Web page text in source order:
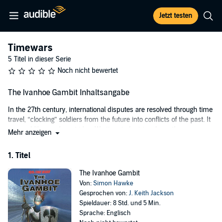
Jetzt testen
Timewars
5 Titel in dieser Serie
Noch nicht bewertet
The Ivanhoe Gambit Inhaltsangabe
In the 27th century, international disputes are resolved through time
travel, “clocking” soldiers from the future into conflicts of the past. It
seemed like an elegant idea: Wartime industries drove the economy
So went the theory. What could possibly go wrong?
Lucas Priest found out the hard way. Enlisting in the US Army
Temporal Corps seemed like an adventure compared to his boring
corporate job, but after marching with the Roman legions against
Hannibal, fighting Custer’s 7th Cavalry with Crazy Horse, and raiding
with Attila’s savage Huns, he could have used a little boredom. And
Mehr anzeigen
1. Titel
The Ivanhoe Gambit
Von:Simon Hawke
Gesprochen von:J. Keith Jackson
Spieldauer: 8 Std. und 5 Min.
Sprache: Englisch